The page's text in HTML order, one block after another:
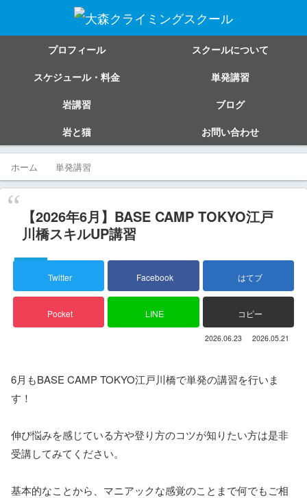
プロフィール
スクールについて
スケジュール・料金
単発講習
岩講習
ブログ
岩と猫
お問い合わせ
ホーム 単発講習
【2026年6月】BASE CAMP TOKYO江戸
川橋スキルUP講習
Twitter Facebook はてブ
Pocket LINE コピー
2026.06.23 2026.05.21
6月もBASE CAMP TOKYO江戸川橋で単発の講習を行いま
す！
伸び悩みを感じている方や登り方のコツが知りたい方は是非
受講してみてください。
基本的なことから、マニアックな感覚のことまで何でもご相